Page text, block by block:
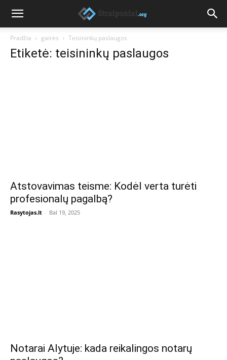
Pradžia gairės Teisininkų paslaugos
Etiketė: teisininkų paslaugos
Atstovavimas teisme: Kodėl verta turėti
profesionalų pagalbą?
Rasytojas.lt - Bal 19, 2025
Notarai Alytuje: kada reikalingos notarų